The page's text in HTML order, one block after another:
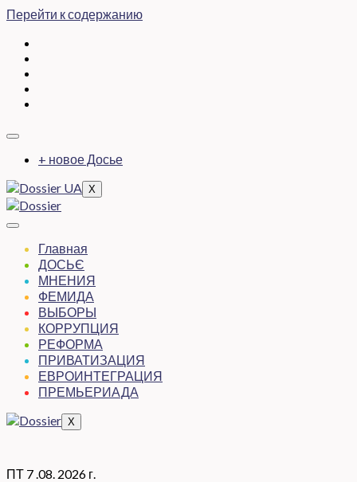
Перейти к содержанию
+ новое Досье
X
Главная
ДОСЬЄ
МНЕНИЯ
ФЕМИДА
ВЫБОРЫ
КОРРУПЦИЯ
РЕФОРМА
ПРИВАТИЗАЦИЯ
ЕВРОИНТЕГРАЦИЯ
ПРЕМЬЕРИАДА
X
ПТ 7 .08. 2026 г.